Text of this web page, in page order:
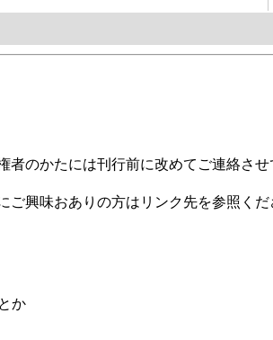
のかたには刊行前に改めてご連絡さ
ご興味おありの方はリンク先を参照くだ
か